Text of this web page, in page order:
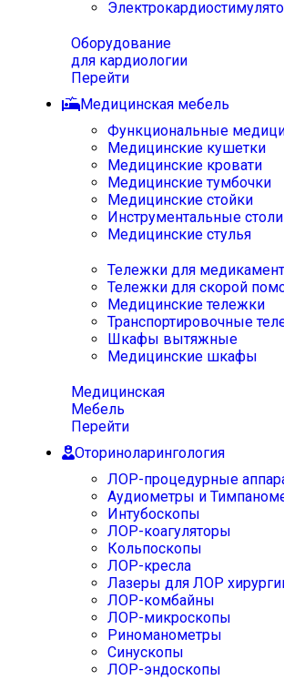
Оборудование
для кардиологии
Перейти
Медицинская мебель
Функциональные
Медицинские кушетки
Медицинские кровати
Медицинские тумбочки
Медицинские стойки
Инструментальные
Медицинские стулья
Тележки для
Тележки для скорой
Медицинские тележки
Транспортировочные
Шкафы вытяжные
Медицинские шкафы
Медицинская
Мебель
Перейти
Оториноларингология
ЛОР-процедурные
Аудиометры и
Интубоскопы
ЛОР-коагуляторы
Кольпоскопы
ЛОР-кресла
Лазеры для ЛОР
ЛОР-комбайны
ЛОР-микроскопы
Риноманометры
Синускопы
ЛОР-эндоскопы